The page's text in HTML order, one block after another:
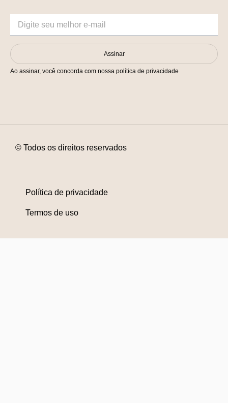
Assinar
Ao assinar, você concorda com nossa política de privacidade
© Todos os direitos reservados
Política de privacidade
Termos de uso